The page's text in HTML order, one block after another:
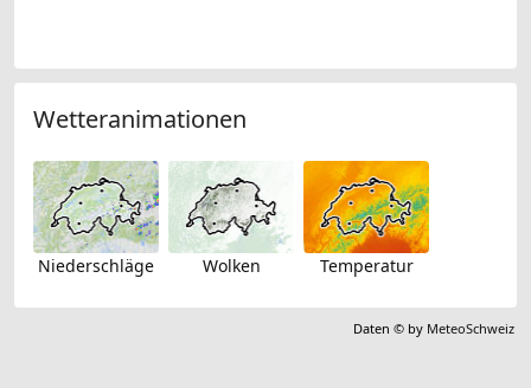
Wetteranimationen
Niederschläge Wolken Temperatur
Daten © by MeteoSchweiz